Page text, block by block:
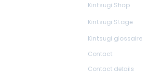
Kintsugi Shop
Kintsugi Stage
Kintsugi glossaire
Contact
Contact details